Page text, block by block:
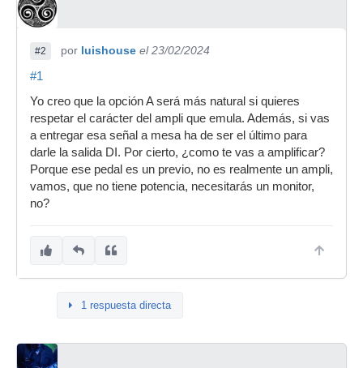
#2 por luishouse el 23/02/2024
#1
Yo creo que la opción A será más natural si quieres
respetar el carácter del ampli que emula. Además, si vas
a entregar esa señal a mesa ha de ser el último para
darle la salida DI. Por cierto, ¿como te vas a amplificar?
Porque ese pedal es un previo, no es realmente un ampli,
vamos, que no tiene potencia, necesitarás un monitor,
no?
1 respuesta directa